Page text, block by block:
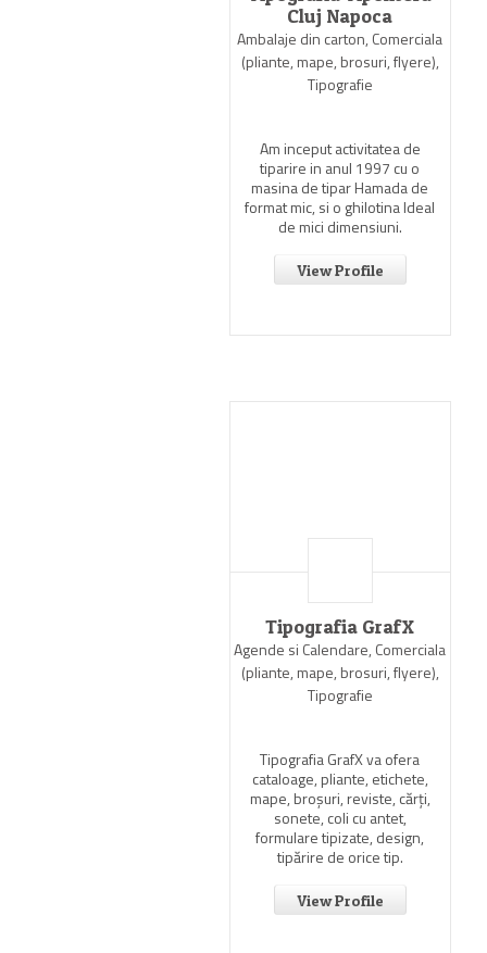
Cluj Napoca
Ambalaje din carton, Comerciala
(pliante, mape, brosuri, flyere),
Tipografie
Am inceput activitatea de
tiparire in anul 1997 cu o
masina de tipar Hamada de
format mic, si o ghilotina Ideal
de mici dimensiuni.
View Profile
Tipografia GrafX
Agende si Calendare, Comerciala
(pliante, mape, brosuri, flyere),
Tipografie
Tipografia GrafX va ofera
cataloage, pliante, etichete,
mape, broşuri, reviste, cărţi,
sonete, coli cu antet,
formulare tipizate, design,
tipărire de orice tip.
View Profile